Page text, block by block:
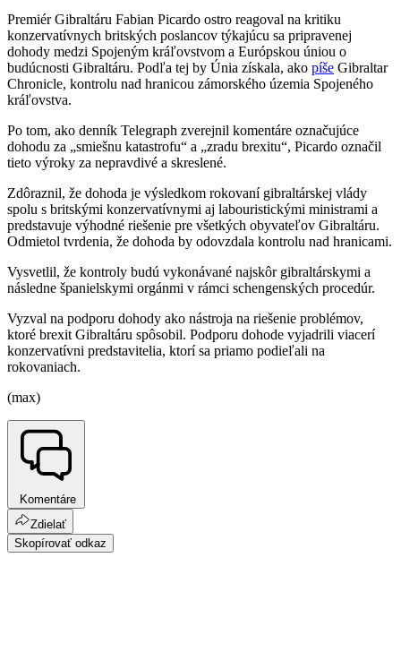
Premiér Gibraltáru Fabian Picardo ostro reagoval na kritiku
konzervatívnych britských poslancov týkajúcu sa pripravenej
dohody medzi Spojeným kráľovstvom a Európskou úniou o
budúcnosti Gibraltáru. Podľa tej by Únia získala, ako píše Gibraltar
Chronicle, kontrolu nad hranicou zámorského územia Spojeného
kráľovstva.
Po tom, ako denník Telegraph zverejnil komentáre označujúce
dohodu za „smiešnu katastrofu“ a „zradu brexitu“, Picardo označil
tieto výroky za nepravdivé a skreslené.
Zdôraznil, že dohoda je výsledkom rokovaní gibraltárskej vlády
spolu s britskými konzervatívnymi aj labouristickými ministrami a
predstavuje výhodné riešenie pre všetkých obyvateľov Gibraltáru.
Odmietol tvrdenia, že dohoda by odovzdala kontrolu nad hranicami.
Vysvetlil, že kontroly budú vykonávané najskôr gibraltárskymi a
následne španielskymi orgánmi v rámci schengenských procedúr.
Vyzval na podporu dohody ako nástroja na riešenie problémov,
ktoré brexit Gibraltáru spôsobil. Podporu dohode vyjadrili viacerí
konzervatívni predstavitelia, ktorí sa priamo podieľali na
rokovaniach.
(max)
Komentáre
Zdielať
Skopírovať odkaz